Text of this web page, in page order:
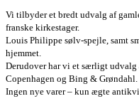
Vi tilbyder et bredt udvalg af
franske kirkestager.
Louis Philippe sølv-spejle, samt
hjemmet.
Derudover har vi et særligt
Copenhagen og Bing & Grøndahl.
Ingen nye varer – kun ægte